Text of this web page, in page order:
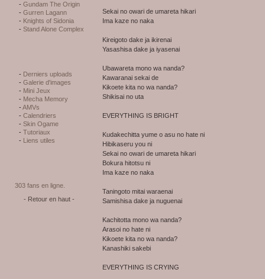
Gundam The Origin
Gurren Lagann
Knights of Sidonia
Stand Alone Complex
Derniers uploads
Galerie d'images
Mini Jeux
Mecha Memory
AMVs
Calendriers
Skin Ogame
Tutoriaux
Liens utiles
303 fans en ligne.
- Retour en haut -
Sekai no owari de umareta hikari
Ima kaze no naka
Kireigoto dake ja ikirenai
Yasashisa dake ja iyasenai
Ubawareta mono wa nanda?
Kawaranai sekai de
Kikoete kita no wa nanda?
Shikisai no uta
EVERYTHING IS BRIGHT
Kudakechitta yume o asu no hate ni
Hibikaseru you ni
Sekai no owari de umareta hikari
Bokura hitotsu ni
Ima kaze no naka
Taningoto mitai waraenai
Samishisa dake ja nuguenai
Kachitotta mono wa nanda?
Arasoi no hate ni
Kikoete kita no wa nanda?
Kanashiki sakebi
EVERYTHING IS CRYING